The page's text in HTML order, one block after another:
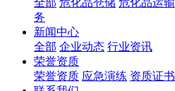
全部 危化品仓储 危化品运输
务
新闻中心
全部 企业动态 行业资讯
荣誉资质
荣誉资质 应急演练 资质证书